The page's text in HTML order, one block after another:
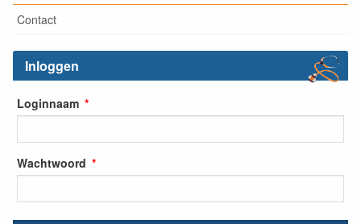
Contact
Inloggen
Loginnaam
Wachtwoord